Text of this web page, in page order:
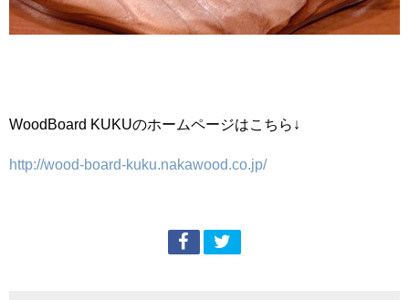
WoodBoard KUKUのホームページはこちら↓
http://wood-board-kuku.nakawood.co.jp/